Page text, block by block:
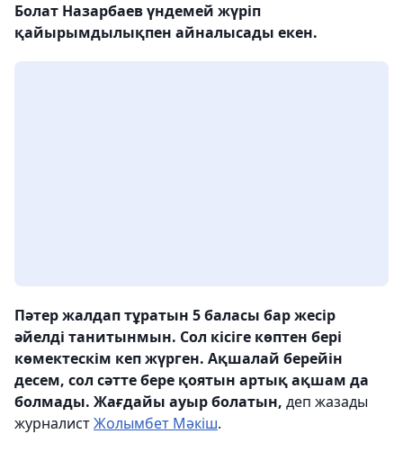
Болат Назарбаев үндемей жүріп
қайырымдылықпен айналысады екен.
Пәтер жалдап тұратын 5 баласы бар жесір
әйелді танитынмын. Сол кісіге көптен бері
көмектескім кеп жүрген. Ақшалай берейін
десем, сол сәтте бере қоятын артық ақшам да
болмады. Жағдайы ауыр болатын, деп жазады
журналистЖолымбет Мәкіш.